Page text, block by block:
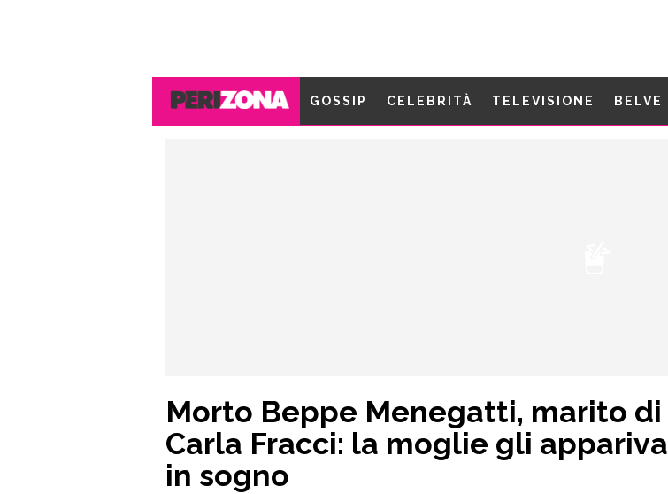
GOSSIP CELEBRITÀ TELEVISIONE BELVE
Morto Beppe Menegatti, marito di
Carla Fracci: la moglie gli appariva
in sogno